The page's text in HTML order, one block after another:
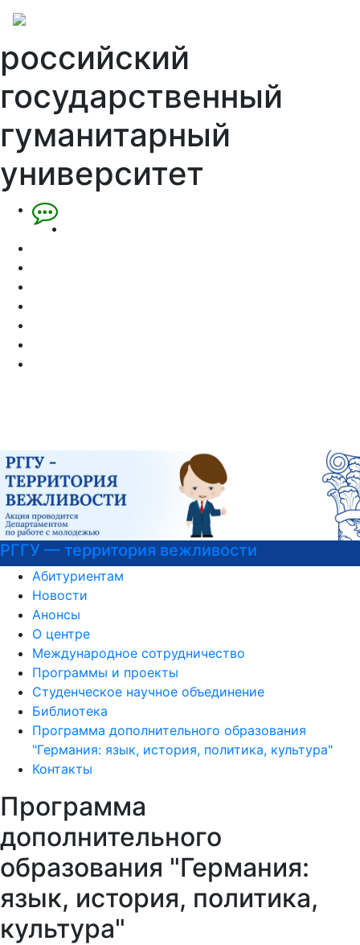
российский
государственный
гуманитарный
университет
Национальные проекты
Абитуриентам
Новости
Анонсы
О центре
Международное сотрудничество
Программы и проекты
Студенческое научное объединение
Библиотека
Программа дополнительного образования
"Германия: язык, история, политика, культура"
Контакты
Программа
дополнительного
образования "Германия:
язык, история, политика,
культура"